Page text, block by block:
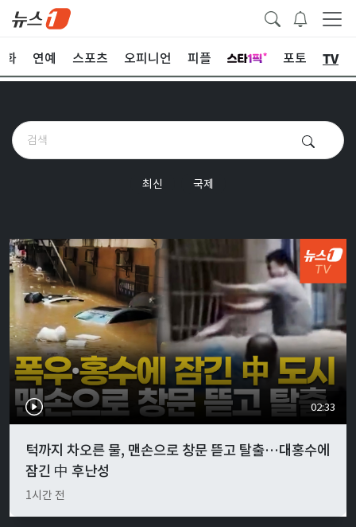
화 연예 스포츠 오피니언 피플 포토 TV
최신 국제
02:33
턱까지 차오른 물, 맨손으로 창문 뜯고 탈출…대홍수에
잠긴 中 후난성
1시간 전